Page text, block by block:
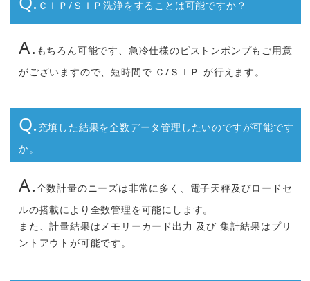
ＣＩＰ/ＳＩＰ洗浄をすることは可能ですか？
A. もちろん可能です、急冷仕様のピストンポンプもご用意
がございますので、短時間で Ｃ/ＳＩＰ が行えます。
Q. 充填した結果を全数データ管理したいのですが可能です
か。
A.全数計量のニーズは非常に多く、電子天秤及びロードセ
ルの搭載により全数管理を可能にします。
また、計量結果はメモリーカード出力 及び 集計結果はプリ
ントアウトが可能です。